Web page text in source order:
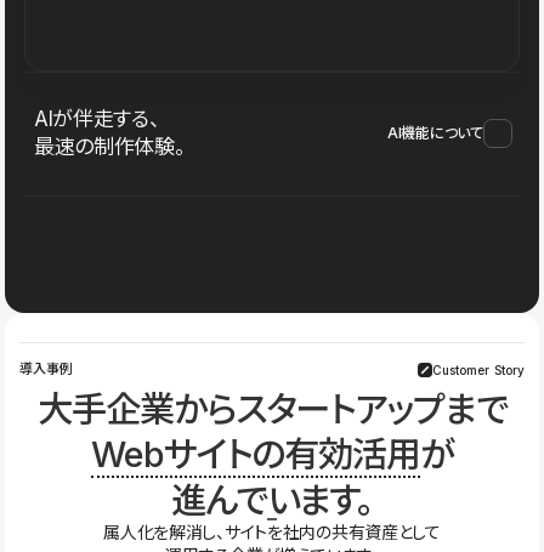
AIが伴走する、
最速の制作体験。
AI機能について
導入事例 Customer Story
大手企業からスタートアップまで
Webサイトの有効活用が
進んでいます。
属人化を解消し、サイトを社内の共有資産として